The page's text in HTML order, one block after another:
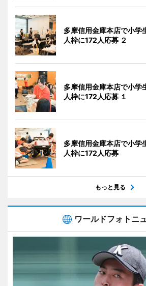
多摩信用金庫本店で小
人枠に172人応募 ２
多摩信用金庫本店で小
人枠に172人応募 １
多摩信用金庫本店で小
人枠に172人応募
もっと見る
ワールドフォトニ